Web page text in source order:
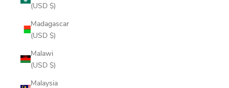
(USD $)
Madagascar
(USD $)
Malawi
(USD $)
Malaysia